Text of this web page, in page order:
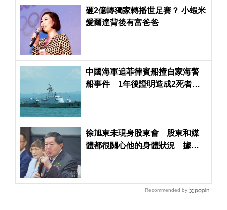
砸2億轉獨家轉播世足賽？ 小蝦米
愛爾達背後有富爸爸
中國海軍追菲律賓船撞自家海警
船事件 1年後證明造成2死者並
徐旭東未現身股東會 股東和媒
體都很關心他的身體狀況 據傳2
Recommended by